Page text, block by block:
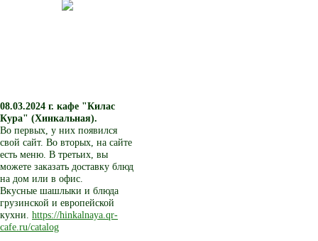
08.03.2024 г. кафе "Килас
Кура" (Хинкальная).
Во первых, у них появился
свой сайт. Во вторых, на сайте
есть меню. В третьих, вы
можете заказать доставку блюд
на дом или в офис.
Вкусные шашлыки и блюда
грузинской и европейской
кухни. https://hinkalnaya.qr-
cafe.ru/catalog